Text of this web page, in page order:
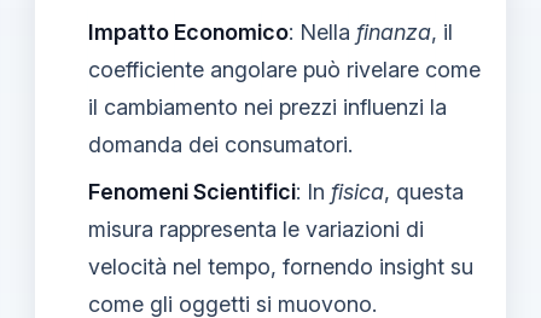
Impatto Economico: Nella finanza, il
coefficiente angolare può rivelare come
il cambiamento nei prezzi influenzi la
domanda dei consumatori.
Fenomeni Scientifici: In fisica, questa
misura rappresenta le variazioni di
velocità nel tempo, fornendo insight su
come gli oggetti si muovono.